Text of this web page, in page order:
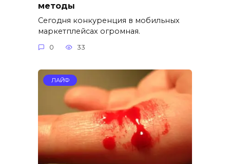
методы
Сегодня конкуренция в мобильных
маркетплейсах огромная.
0 33
ЛАЙФ